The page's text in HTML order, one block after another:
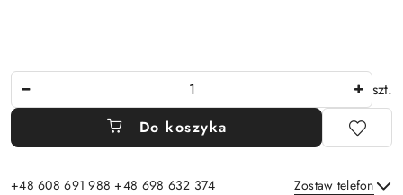
szt.
Do koszyka
+48 608 691 988 +48 698 632 374 Zostaw telefon